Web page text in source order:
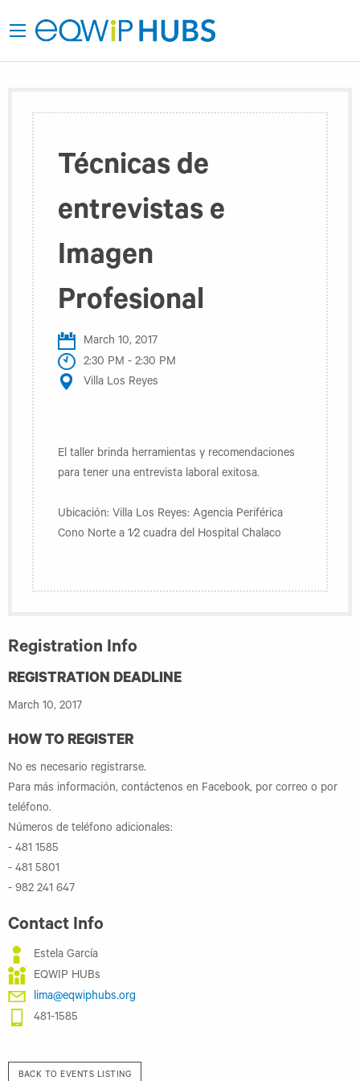
Técnicas de
entrevistas e
Imagen
Profesional
March 10, 2017
2:30 PM - 2:30 PM
Villa Los Reyes
El taller brinda herramientas y recomendaciones
para tener una entrevista laboral exitosa.
Ubicación: Villa Los Reyes: Agencia Periférica
Cono Norte a 1⁄2 cuadra del Hospital Chalaco
Registration Info
REGISTRATION DEADLINE
March 10, 2017
HOW TO REGISTER
No es necesario registrarse.
Para más información, contáctenos en Facebook, por correo o por
teléfono.
Números de teléfono adicionales:
- 481 1585
- 481 5801
- 982 241 647
Contact Info
Estela García
EQWIP HUBs
lima@eqwiphubs.org
481-1585
BACK TO EVENTS LISTING